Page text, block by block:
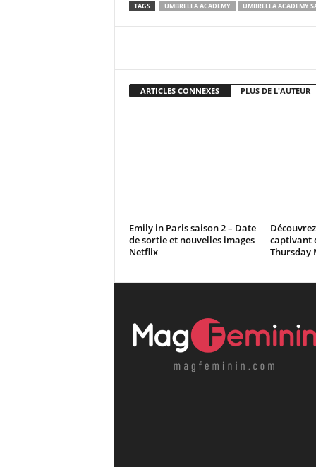
TAGS UMBRELLA ACADEMY UMBRELLA ACADEMY
ARTICLES CONNEXES PLUS DE L'AUTEUR
Emily in Paris saison 2 – Date
de sortie et nouvelles images
Netflix
captivant
Thursday